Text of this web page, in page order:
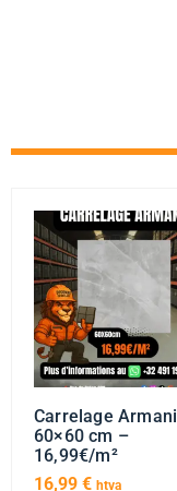
Carrelage Armani
60×60 cm –
16,99€/m²
16,99 € htva